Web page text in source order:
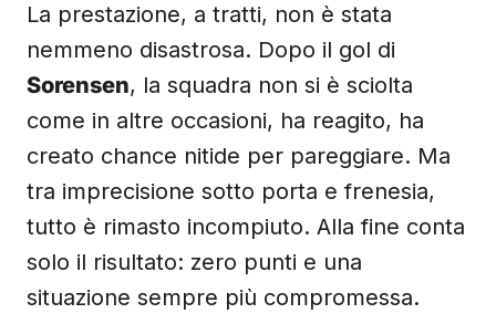
La prestazione, a tratti, non è stata
nemmeno disastrosa. Dopo il gol di
Sorensen, la squadra non si è sciolta
come in altre occasioni, ha reagito, ha
creato chance nitide per pareggiare. Ma
tra imprecisione sotto porta e frenesia,
tutto è rimasto incompiuto. Alla fine conta
solo il risultato: zero punti e una
situazione sempre più compromessa.